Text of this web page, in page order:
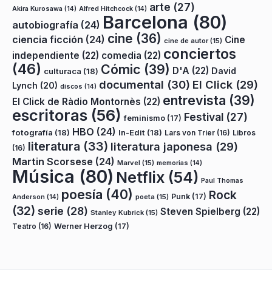
Akira Kurosawa (14) Alfred Hitchcock (14) arte (27)
autobiografía (24) Barcelona (80)
ciencia ficción (24) cine (36) cine de autor(15) Cine
independiente (22) comedia (22) conciertos
(46) culturaca (18) Cómic (39) D'A (22) David
Lynch (20) discos (14) documental (30) El Click (29)
El Click de Ràdio Montornès (22) entrevista (39)
escritoras (56) feminismo (17) Festival (27)
fotografía (18) HBO (24) In-Edit (18) Lars von Trier (16) Libros
(16) literatura (33) literatura japonesa (29)
Martin Scorsese (24) Marvel (15) memorias (14)
Música (80) Netflix (54) Paul Thomas
Anderson (14) poesía (40) poeta (15) Punk (17) Rock
(32) serie (28) Stanley Kubrick (15) Steven Spielberg (22)
Teatro (16) Werner Herzog (17)